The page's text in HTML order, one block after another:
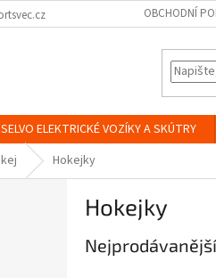
OBCHODNÍ
SELVO ELEKTRICKÉ VOZÍKY A SKÚTRY
Hokejky
Hokejky
Nejprodávanější